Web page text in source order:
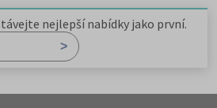
nejlepší nabídky jako první.